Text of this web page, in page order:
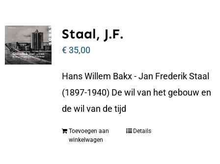
Staal, J.F.
€35,00
Hans Willem Bakx - Jan Frederik Staal
(1897-1940) De wil van het gebouw en
de wil van de tijd
Toevoegen aan
winkelwagen
Details